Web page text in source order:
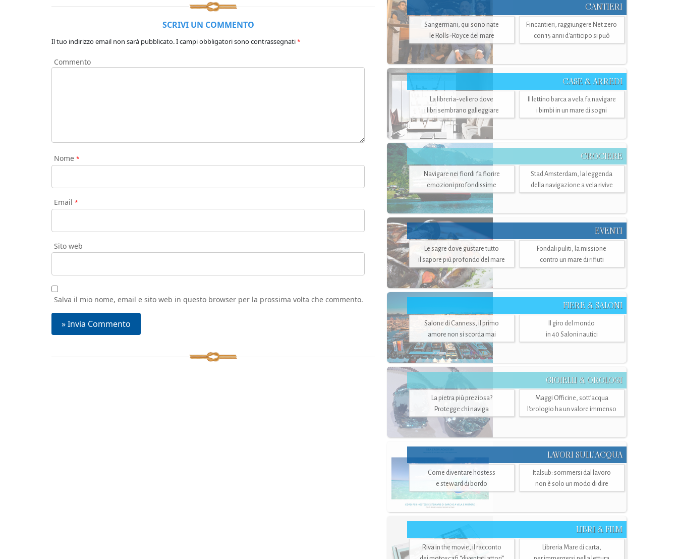
SCRIVI UN COMMENTO
Il tuo indirizzo email non sarà pubblicato.I campi obbligatori sono contrassegnati*
Commento
Nome *
Email *
Sito web
Salva il mio nome, email e sito web in questo browser per la prossima volta che commento.
CANTIERI
Sangermani, qui sono nate
le Rolls-Royce del mare
Fincantieri, raggiungere Net zero
con 15 anni d'anticipo si può
CASE & ARREDI
La libreria-veliero dove
i libri sembrano galleggiare
Il lettino barca a vela fa navigare
i bimbi in un mare di sogni
CROCIERE
Navigare nei fiordi fa fiorire
emozioni profondissime
Stad Amsterdam, la leggenda
della navigazione a vela rivive
EVENTI
Le sagre dove gustare tutto
il sapore più profondo del mare
Fondali puliti, la missione
contro un mare di rifiuti
FIERE & SALONI
Salone di Canness, il primo
amore non si scorda mai
Il giro del mondo
in 40 Saloni nautici
GIOIELLI & OROLOGI
La pietra più preziosa?
Protegge chi naviga
Maggi Officine, sott’acqua
l'orologio ha un valore immenso
LAVORI SULL’ACQUA
Come diventare hostess
e steward di bordo
Italsub: sommersi dal lavoro
non è solo un modo di dire
LIBRI & FILM
Riva in the movie, il racconto
Libreria Mare di carta,